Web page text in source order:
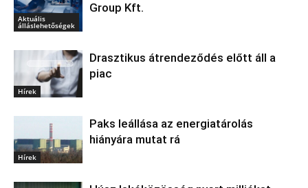
Aktuális
álláslehetőségek
Group Kft.
Hírek
Drasztikus átrendeződés előtt áll a
piac
Hírek
Paks leállása az energiatárolás
hiányára mutat rá